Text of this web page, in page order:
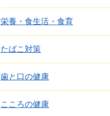
栄養・食生活・食育
たばこ対策
歯と口の健康
こころの健康